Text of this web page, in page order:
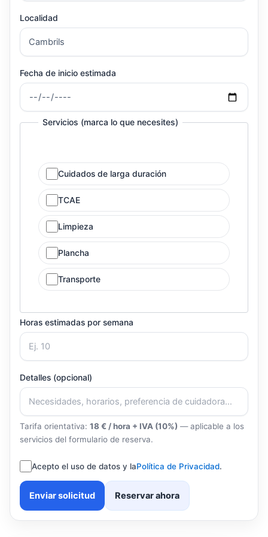
Localidad
Fecha de inicio estimada
Servicios (marca lo que necesites)
Cuidados de larga duración
TCAE
Limpieza
Plancha
Transporte
Horas estimadas por semana
Detalles (opcional)
Tarifa orientativa: 18 € / hora + IVA (10%) — aplicable a los
servicios del formulario de reserva.
Acepto el uso de datos y laPolítica de Privacidad.
Enviar solicitud Reservar ahora